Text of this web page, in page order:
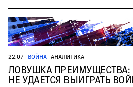
22.07 ВОЙНА АНАЛИТИКА
ЛОВУШКА
НЕ УДАЕТСЯ ВЫИГРАТЬ